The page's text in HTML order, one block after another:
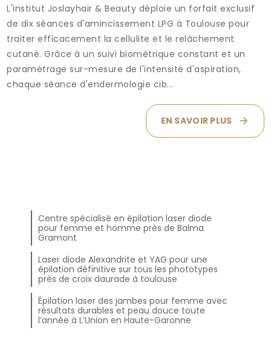
L'institut Joslayhair & Beauty déploie un forfait exclusif
de dix séances d'amincissement LPG à Toulouse pour
traiter efficacement la cellulite et le relâchement
cutané. Grâce à un suivi biométrique constant et un
paramétrage sur-mesure de l'intensité d'aspiration,
chaque séance d'endermologie cib...
EN SAVOIR PLUS
Centre spécialisé en épilation laser diode
pour femme et homme près de Balma
Gramont
Laser diode Alexandrite et YAG pour une
épilation définitive sur tous les phototypes
près de croix daurade à toulouse
Épilation laser des jambes pour femme avec
résultats durables et peau douce toute
l’année à L’Union en Haute-Garonne